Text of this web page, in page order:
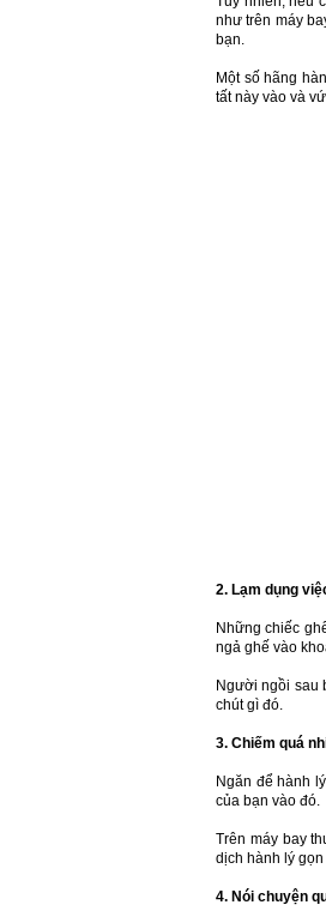
như trên máy
bạn.
Một số hãng
tất này vào và
2. Lạm dụng
Những chiếc
ngả ghế vào
Người ngồi sau
chút gì đó.
3. Chiếm quá
Ngăn để hành
của bạn vào đó.
Trên máy bay
dịch hành lý
4. Nói chuyện